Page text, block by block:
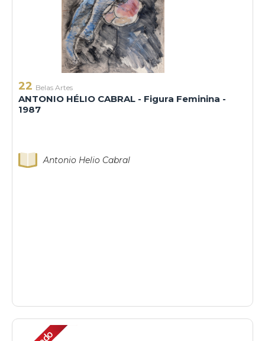
22 Belas Artes
ANTONIO HÉLIO CABRAL - Figura Feminina -
1987
Antonio Helio Cabral